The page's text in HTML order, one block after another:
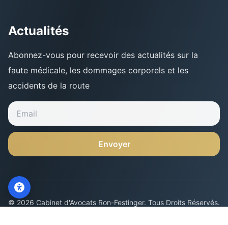
Actualités
Abonnez-vous pour recevoir des actualités sur la
faute médicale, les dommages corporels et les
accidents de la route
Envoyer
© 2026 Cabinet d'Avocats Ron-Festinger. Tous Droits Réservés.